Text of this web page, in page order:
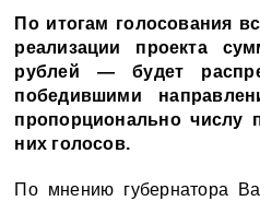
По итогам голосования
реализации проекта
рублей — будет
победившими
пропорционально числу
них голосов.
По мнению губернатора